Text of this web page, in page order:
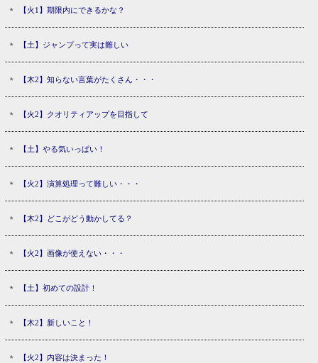
【火1】期限内にできるかな？
【土】ジャンプって実は難しい
【木2】知らない言葉がたくさん・・・
【火2】クオリティアップを目指して
【土】やる気いっぱい！
【火2】演算処理って難しい・・・
【木2】どこがどう動かしてる？
【火2】画像が使えない・・・
【土】初めての設計！
【木2】新しいこと！
【火2】内容は決まった！